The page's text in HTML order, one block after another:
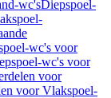
wc'sDiepspoel-
wc's voor
wc's voor
voor
voor Vlakspoel-